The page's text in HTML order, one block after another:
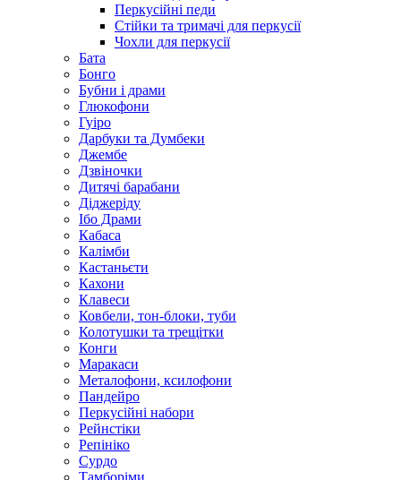
Перкусійні педи
Стійки та тримачі для перкусії
Чохли для перкусії
Бата
Бонго
Бубни і драми
Глюкофони
Гуіро
Дарбуки та Думбеки
Джембе
Дзвіночки
Дитячі барабани
Діджеріду
Ібо Драми
Кабаса
Калімби
Кастаньєти
Кахони
Клавеси
Ковбели, тон-блоки, туби
Колотушки та трещітки
Конги
Маракаси
Металофони, ксилофони
Пандейро
Перкусійні набори
Рейнстіки
Репініко
Сурдо
Тамборіми